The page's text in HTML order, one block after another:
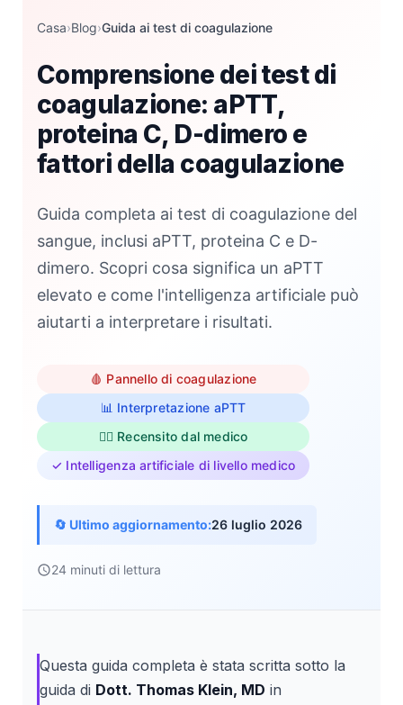
Casa›Blog›Guida ai test di coagulazione
Comprensione dei test di
coagulazione: aPTT,
proteina C, D-dimero e
fattori della coagulazione
Guida completa ai test di coagulazione del
sangue, inclusi aPTT, proteina C e D-
dimero. Scopri cosa significa un aPTT
elevato e come l'intelligenza artificiale può
aiutarti a interpretare i risultati.
🩸 Pannello di coagulazione
📊 Interpretazione aPTT
👨‍⚕️ Recensito dal medico
✓ Intelligenza artificiale di livello medico
🔄 Ultimo aggiornamento:26 luglio 2026
24 minuti di lettura
Questa guida completa è stata scritta sotto la
guida di Dott. Thomas Klein, MD in